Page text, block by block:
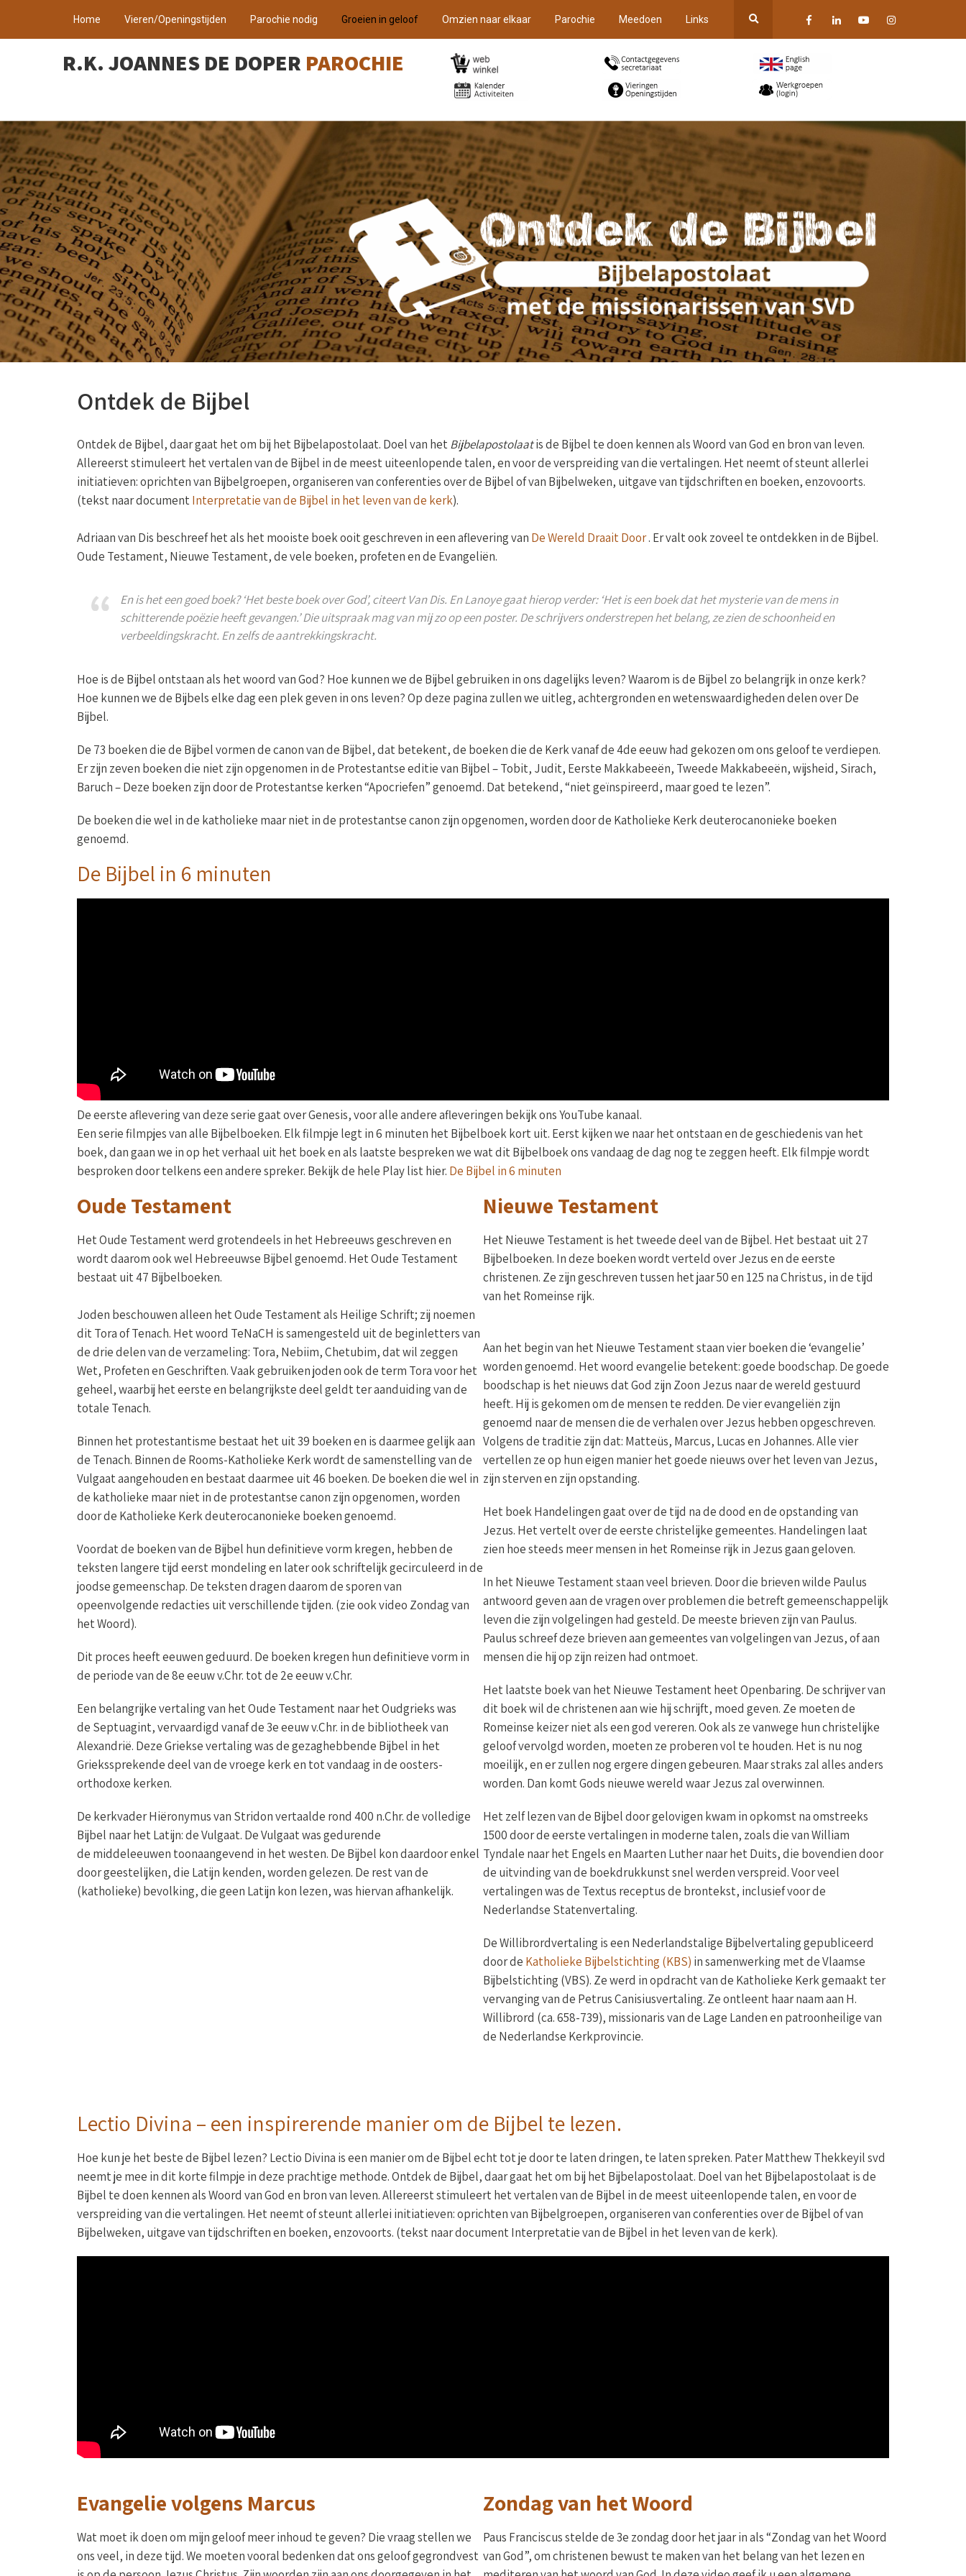
Home Vieren/Openingstijden Parochie nodig Groeien in geloof Omzien naar elkaar Parochie Meedoen Links
R.K. JOANNES DE DOPER PAROCHIE
Ontdek de Bijbel
Ontdek de Bijbel, daar gaat het om bij het Bijbelapostolaat. Doel van hetBijbelapostolaatis de Bijbel te doen kennen als Woord van God en bron van leven.
Allereerst stimuleert het vertalen van de Bijbel in de meest uiteenlopende talen, en voor de verspreiding van die vertalingen. Het neemt of steunt allerlei
initiatieven: oprichten van Bijbelgroepen, organiseren van conferenties over de Bijbel of van Bijbelweken, uitgave van tijdschriften en boeken, enzovoorts.
(tekst naar documentInterpretatie van de Bijbel in het leven van de kerk).
Adriaan van Dis beschreef het als het mooiste boek ooit geschreven in een aflevering van De Wereld Draait Door. Er valt ook zoveel te ontdekken in de Bijbel.
Oude Testament, Nieuwe Testament, de vele boeken, profeten en de Evangeliën.
En is het eengoedboek? ‘Het beste boek over God’, citeert Van Dis. En Lanoye gaat hierop verder: ‘Het is een boek dat het mysterie van de mens in
schitterende poëzie heeft gevangen.’ Die uitspraak mag van mij zo op een poster. De schrijvers onderstrepen het belang, ze zien de schoonheid en
verbeeldingskracht. En zelfs de aantrekkingskracht.
Hoe is de Bijbel ontstaan als het woord van God? Hoe kunnen we de Bijbel gebruiken in ons dagelijks leven? Waarom is de Bijbel zo belangrijk in onze kerk?
Hoe kunnen we de Bijbels elke dag een plek geven in ons leven? Op deze pagina zullen we uitleg, achtergronden en wetenswaardigheden delen over De
Bijbel.
De 73 boeken die de Bijbel vormen de canon van de Bijbel, dat betekent, de boeken die de Kerk vanaf de 4de eeuw had gekozen om ons geloof te verdiepen.
Er zijn zeven boeken die niet zijn opgenomen in de Protestantse editie van Bijbel – Tobit, Judit, Eerste Makkabeeën, Tweede Makkabeeën, wijsheid, Sirach,
Baruch – Deze boeken zijn door de Protestantse kerken “Apocriefen” genoemd. Dat betekend, “niet geïnspireerd, maar goed te lezen”.
De boeken die wel in de katholieke maar niet in de protestantse canon zijn opgenomen, worden door de Katholieke Kerk deuterocanonieke boeken
genoemd.
De Bijbel in 6 minuten
De eerste aflevering van deze serie gaat over Genesis, voor alle andere afleveringen bekijk ons YouTube kanaal.
Een serie filmpjes van alle Bijbelboeken. Elk filmpje legt in 6 minuten het Bijbelboek kort uit. Eerst kijken we naar het ontstaan en de geschiedenis van het
boek, dan gaan we in op het verhaal uit het boek en als laatste bespreken we wat dit Bijbelboek ons vandaag de dag nog te zeggen heeft. Elk filmpje wordt
besproken door telkens een andere spreker. Bekijk de hele Play list hier. De Bijbel in 6 minuten
Oude Testament
Het Oude Testament werd grotendeels in het Hebreeuws geschreven en
wordt daarom ook wel Hebreeuwse Bijbel genoemd. Het Oude Testament
bestaat uit 47 Bijbelboeken.
Joden beschouwen alleen het Oude Testament als Heilige Schrift; zij noemen
dit Tora of Tenach. Het woord TeNaCH is samengesteld uit de beginletters van
de drie delen van de verzameling: Tora, Nebiim, Chetubim, dat wil zeggen
Wet, Profeten en Geschriften. Vaak gebruiken joden ook de term Tora voor het
geheel, waarbij het eerste en belangrijkste deel geldt ter aanduiding van de
totale Tenach.
Binnen het protestantisme bestaat het uit 39 boeken en is daarmee gelijk aan
de Tenach. Binnen de Rooms-Katholieke Kerk wordt de samenstelling van de
Vulgaat aangehouden en bestaat daarmee uit 46 boeken. De boeken die wel in
de katholieke maar niet in de protestantse canon zijn opgenomen, worden
door de Katholieke Kerk deuterocanonieke boeken genoemd.
Voordat de boeken van de Bijbel hun definitieve vorm kregen, hebben de
teksten langere tijd eerst mondeling en later ook schriftelijk gecirculeerd in de
joodse gemeenschap. De teksten dragen daarom de sporen van
opeenvolgende redacties uit verschillende tijden. (zie ook video Zondag van
het Woord).
Dit proces heeft eeuwen geduurd. De boeken kregen hun definitieve vorm in
de periode van de 8e eeuw v.Chr. tot de 2e eeuw v.Chr.
Een belangrijke vertaling van het Oude Testament naar het Oudgrieks was
de Septuagint, vervaardigd vanaf de 3e eeuw v.Chr. in de bibliotheek van
Alexandrië. Deze Griekse vertaling was de gezaghebbende Bijbel in het
Griekssprekende deel van de vroege kerk en tot vandaag in de oosters-
orthodoxe kerken.
De kerkvader Hiëronymus van Stridon vertaalde rond 400 n.Chr. de volledige
Bijbel naar het Latijn: de Vulgaat. De Vulgaat was gedurende
de middeleeuwen toonaangevend in het westen. De Bijbel kon daardoor enkel
door geestelijken, die Latijn kenden, worden gelezen. De rest van de
(katholieke) bevolking, die geen Latijn kon lezen, was hiervan afhankelijk.
Nieuwe Testament
Het Nieuwe Testament is het tweede deel van de Bijbel. Het bestaat uit 27
Bijbelboeken. In deze boeken wordt verteld over Jezus en de eerste
christenen. Ze zijn geschreven tussen het jaar 50 en 125 na Christus, in de tijd
van het Romeinse rijk.
Aan het begin van het Nieuwe Testament staan vier boeken die ‘evangelie’
worden genoemd. Het woord evangelie betekent: goede boodschap. De goede
boodschap is het nieuws dat God zijn Zoon Jezus naar de wereld gestuurd
heeft. Hij is gekomen om de mensen te redden. De vier evangeliën zijn
genoemd naar de mensen die de verhalen over Jezus hebben opgeschreven.
Volgens de traditie zijn dat: Matteüs, Marcus, Lucas en Johannes. Alle vier
vertellen ze op hun eigen manier het goede nieuws over het leven van Jezus,
zijn sterven en zijn opstanding.
Het boek Handelingen gaat over de tijd na de dood en de opstanding van
Jezus. Het vertelt over de eerste christelijke gemeentes. Handelingen laat
zien hoe steeds meer mensen in het Romeinse rijk in Jezus gaan geloven.
In het Nieuwe Testament staan veel brieven. Door die brieven wilde Paulus
antwoord geven aan de vragen over problemen die betreft gemeenschappelijk
leven die zijn volgelingen had gesteld. De meeste brieven zijn van Paulus.
Paulus schreef deze brieven aan gemeentes van volgelingen van Jezus, of aan
mensen die hij op zijn reizen had ontmoet.
Het laatste boek van het Nieuwe Testament heet Openbaring. De schrijver van
dit boek wil de christenen aan wie hij schrijft, moed geven. Ze moeten de
Romeinse keizer niet als een god vereren. Ook als ze vanwege hun christelijke
geloof vervolgd worden, moeten ze proberen vol te houden. Het is nu nog
moeilijk, en er zullen nog ergere dingen gebeuren. Maar straks zal alles anders
worden. Dan komt Gods nieuwe wereld waar Jezus zal overwinnen.
Het zelf lezen van de Bijbel door gelovigen kwam in opkomst na omstreeks
1500 door de eerste vertalingen in moderne talen, zoals die van William
Tyndale naar het Engels en Maarten Luther naar het Duits, die bovendien door
de uitvinding van de boekdrukkunst snel werden verspreid. Voor veel
vertalingen was de Textus receptus de brontekst, inclusief voor de
Nederlandse Statenvertaling.
De Willibrordvertaling is een Nederlandstalige Bijbelvertaling gepubliceerd
door de Katholieke Bijbelstichting (KBS) in samenwerking met de Vlaamse
Bijbelstichting (VBS). Ze werd in opdracht van de Katholieke Kerk gemaakt ter
vervanging van de Petrus Canisiusvertaling. Ze ontleent haar naam aan H.
Willibrord (ca. 658-739), missionaris van de Lage Landen en patroonheilige van
de Nederlandse Kerkprovincie.
Lectio Divina – een inspirerende manier om de Bijbel te lezen.
Hoe kun je het beste de Bijbel lezen? Lectio Divina is een manier om de Bijbel echt tot je door te laten dringen, te laten spreken. Pater Matthew Thekkeyil svd
neemt je mee in dit korte filmpje in deze prachtige methode. Ontdek de Bijbel, daar gaat het om bij het Bijbelapostolaat. Doel van het Bijbelapostolaat is de
Bijbel te doen kennen als Woord van God en bron van leven. Allereerst stimuleert het vertalen van de Bijbel in de meest uiteenlopende talen, en voor de
verspreiding van die vertalingen. Het neemt of steunt allerlei initiatieven: oprichten van Bijbelgroepen, organiseren van conferenties over de Bijbel of van
Bijbelweken, uitgave van tijdschriften en boeken, enzovoorts. (tekst naar document Interpretatie van de Bijbel in het leven van de kerk).
Evangelie volgens Marcus
Wat moet ik doen om mijn geloof meer inhoud te geven? Die vraag stellen we
ons veel, in deze tijd. We moeten vooral bedenken dat ons geloof gegrondvest
Zondag van het Woord
Paus Franciscus stelde de 3e zondag door het jaar in als “Zondag van het Woord
van God”, om christenen bewust te maken van het belang van het lezen en